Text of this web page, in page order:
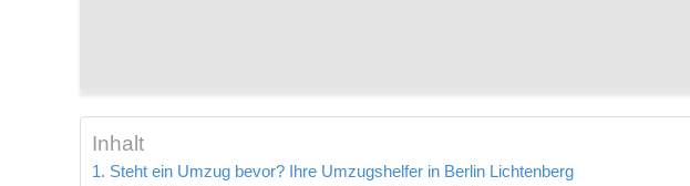
Inhalt
Steht ein Umzug bevor? Ihre Umzugshelfer in Berlin Lichtenberg